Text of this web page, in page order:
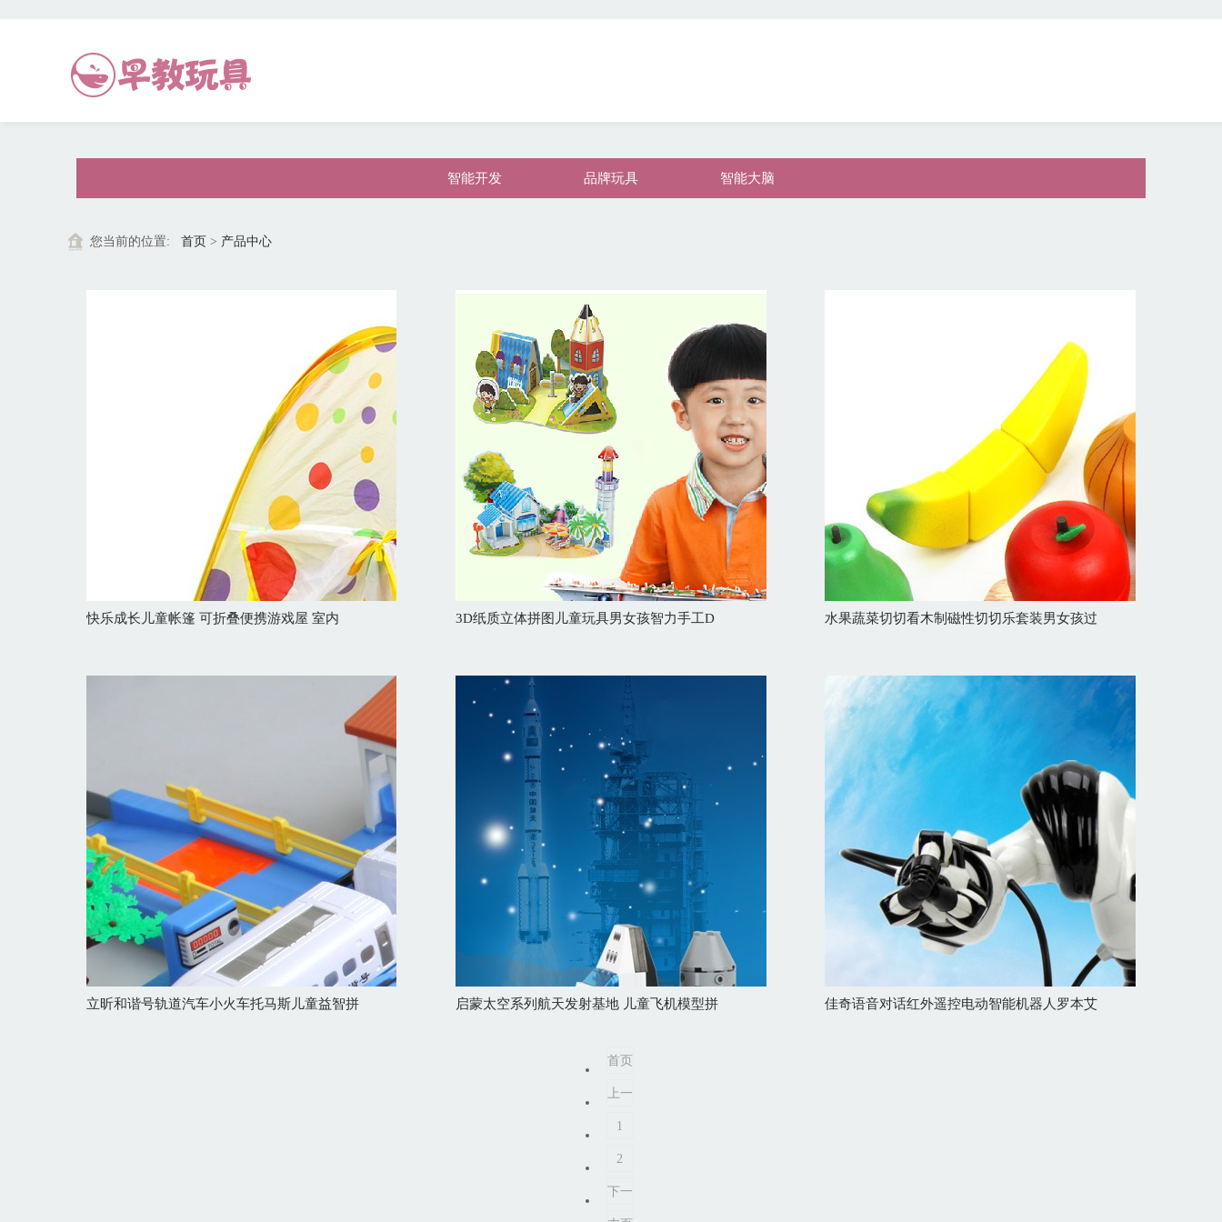
智能开发 品牌玩具 智能大脑
您当前的位置: 首页 > 产品中心
快乐成长儿童帐篷 可折叠便携游戏屋 室内 3D纸质立体拼图儿童玩具男女孩智力手工D 水果蔬菜切切看木制磁性切切乐套装男女孩过
立昕和谐号轨道汽车小火车托马斯儿童益智拼 启蒙太空系列航天发射基地 儿童飞机模型拼 佳奇语音对话红外遥控电动智能机器人罗本艾
首页
上一
页1
2
下一
页